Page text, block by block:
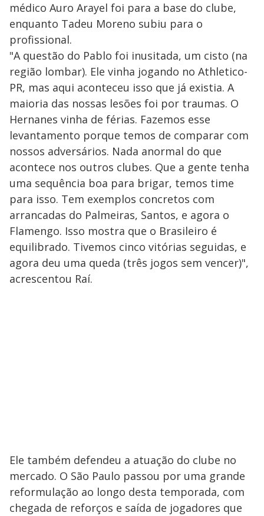
médico Auro Arayel foi para a base do clube,
enquanto Tadeu Moreno subiu para o
profissional.
"A questão do Pablo foi inusitada, um cisto (na
região lombar). Ele vinha jogando no Athletico-
PR, mas aqui aconteceu isso que já existia. A
maioria das nossas lesões foi por traumas. O
Hernanes vinha de férias. Fazemos esse
levantamento porque temos de comparar com
nossos adversários. Nada anormal do que
acontece nos outros clubes. Que a gente tenha
uma sequência boa para brigar, temos time
para isso. Tem exemplos concretos com
arrancadas do Palmeiras, Santos, e agora o
Flamengo. Isso mostra que o Brasileiro é
equilibrado. Tivemos cinco vitórias seguidas, e
agora deu uma queda (três jogos sem vencer)",
acrescentou Raí.
Ele também defendeu a atuação do clube no
mercado. O São Paulo passou por uma grande
reformulação ao longo desta temporada, com
chegada de reforços e saída de jogadores que